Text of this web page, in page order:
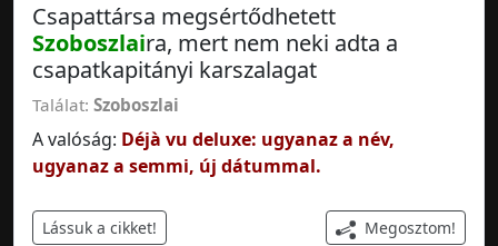
Csapattársa megsértődhetett
Szoboszlaira, mert nem neki adta a
csapatkapitányi karszalagat
Találat: Szoboszlai
A valóság: Déjà vu deluxe: ugyanaz a név,
ugyanaz a semmi, új dátummal.
Lássuk a cikket! Megosztom!